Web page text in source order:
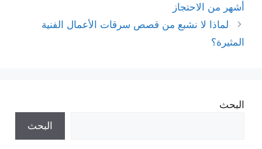
أشهر من الاحتجاز
لماذا لا نشبع من قصص سرقات الأعمال الفنية
المثيرة؟
البحث
البحث